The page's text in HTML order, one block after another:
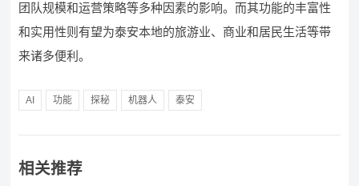
团队规模和运营策略等多种因素的影响。而其功能的丰富性
和实用性则有望为泰安本地的旅游业、商业和居民生活等带
来诸多便利。
AI 功能 探秘 机器人 泰安
相关推荐